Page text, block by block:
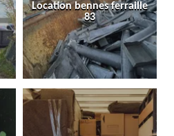
Location bennes ferraille
83